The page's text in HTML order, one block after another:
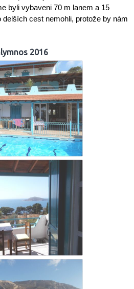
byli vybaveni 70 m lanem a 15
cest nemohli, protože by nám
2016